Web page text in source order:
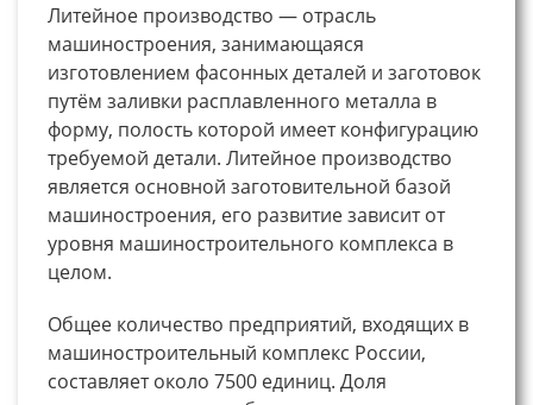
Литейное производство — отрасль
машиностроения, занимающаяся
изготовлением фасонных деталей и заготовок
путём заливки расплавленного металла в
форму, полость которой имеет конфигурацию
требуемой детали. Литейное производство
является основной заготовительной базой
машиностроения, его развитие зависит от
уровня машиностроительного комплекса в
целом.
Общее количество предприятий, входящих в
машиностроительный комплекс России,
составляет около 7500 единиц. Доля